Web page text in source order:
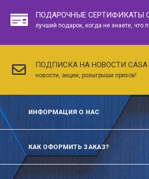
ПОДАРОЧНЫЕ СЕРТИФИКАТЫ
лучший подарок, когда не знаете, что
ПОДПИСКА НА НОВОСТИ CASA
новости, акции, розыгрыши призов!
ИНФОРМАЦИЯ О НАС
КАК ОФОРМИТЬ ЗАКАЗ?